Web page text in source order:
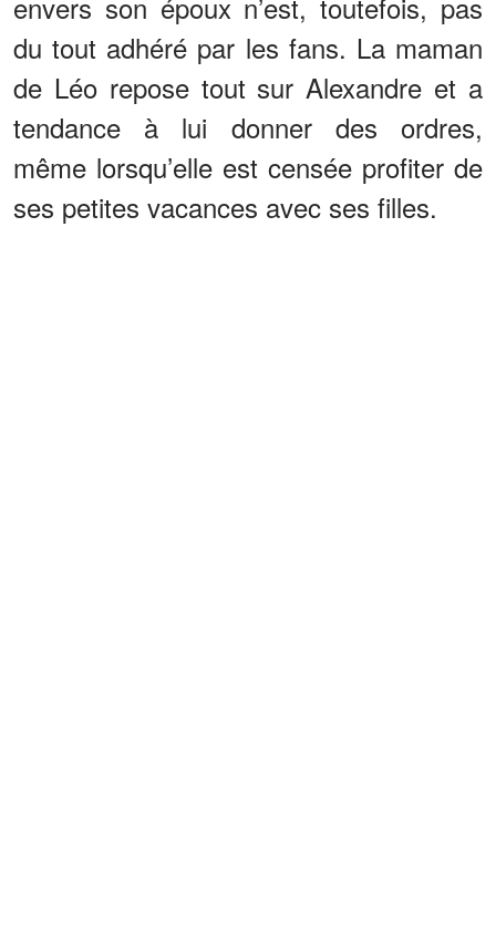
du tout adhéré par les fans. La maman
de Léo repose tout sur Alexandre et a
tendance à lui donner des ordres,
même lorsqu’elle est censée profiter de
ses petites vacances avec ses filles.